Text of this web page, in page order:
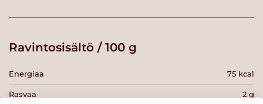
Ravintosisältö / 100 g
Energiaa 75 kcal
Rasvaa 2 g